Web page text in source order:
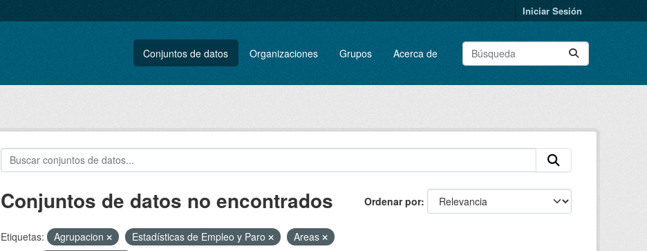
Iniciar Sesión
Conjuntos de datos Organizaciones Grupos Acerca de
Ordenar por
Conjuntos de datos no encontrados
Etiquetas: Agrupacion Estadísticas de Empleo y Paro
Areas